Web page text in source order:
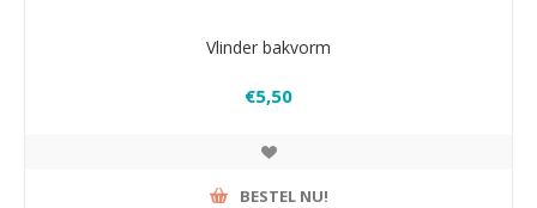
Vlinder bakvorm
€5,50
BESTEL NU!